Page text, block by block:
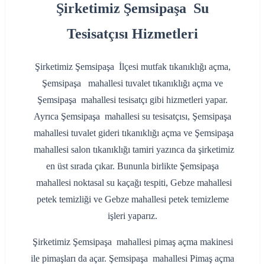
Şirketimiz Şemsipaşa Su
Tesisatçısı Hizmetleri
Şirketimiz Şemsipaşa İlçesi mutfak tıkanıklığı açma,
Şemsipaşa mahallesi tuvalet tıkanıklığı açma ve
Şemsipaşa mahallesi tesisatçı gibi hizmetleri yapar.
Ayrıca Şemsipaşa mahallesi su tesisatçısı, Şemsipaşa
mahallesi tuvalet gideri tıkanıklığı açma ve Şemsipaşa
mahallesi salon tıkanıklığı tamiri yazınca da şirketimiz
en üst sırada çıkar. Bununla birlikte Şemsipaşa
mahallesi noktasal su kaçağı tespiti, Gebze mahallesi
petek temizliği ve Gebze mahallesi petek temizleme
işleri yaparız.
Şirketimiz Şemsipaşa mahallesi pimaş açma makinesi
ile pimaşları da açar. Şemsipaşa mahallesi Pimaş açma